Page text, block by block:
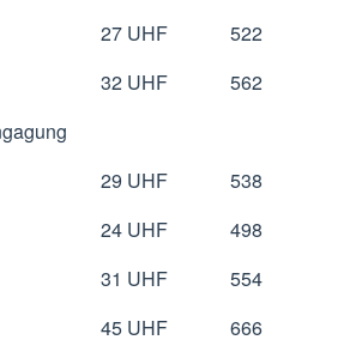
27 UHF
522
32 UHF
562
29 UHF
538
24 UHF
498
31 UHF
554
45 UHF 666